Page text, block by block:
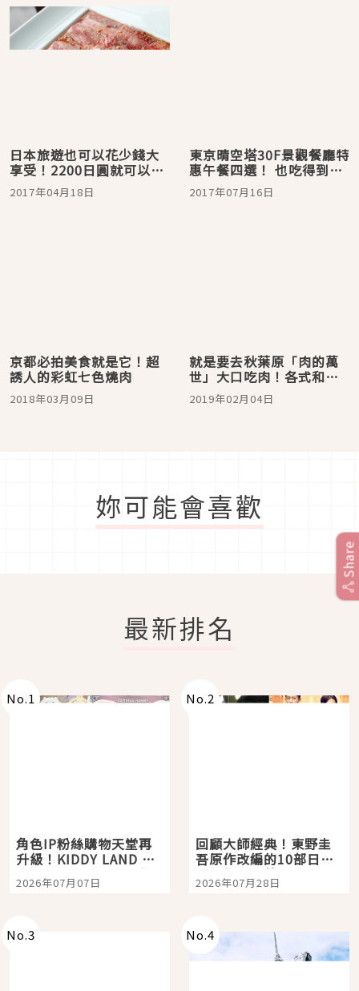
日本旅遊也可以花少錢大
享受！2200日圓就可以享
受敘敘苑燒肉？！
2017年04月18日
東京晴空塔30F景觀餐廳特
惠午餐四選！ 也吃得到敘
敘苑燒肉！
2017年07月16日
京都必拍美食就是它！超
誘人的彩虹七色燒肉
2018年03月09日
就是要去秋葉原「肉的萬
世」大口吃肉！各式和牛
燒肉、漢堡應有盡有
2019年02月04日
妳可能會喜歡
最新排名
No.1
角色IP粉絲購物天堂再
升級！KIDDY LAND 原
宿店吉伊卡哇迎客，新
開幕 OMOKADO 店3分
2026年07月07日
No.2
回顧大師經典！東野圭
吾原作改編的10部日本
影視作品推薦
2026年07月28日
No.3 No.4
Share